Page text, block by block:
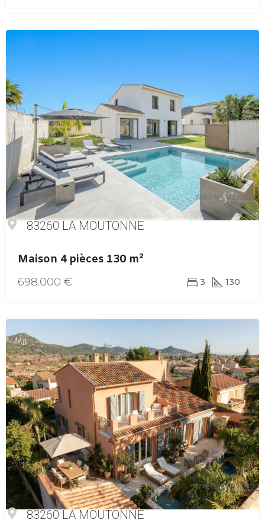
83260 LA MOUTONNE
Maison 4 pièces 130 m²
698.000 € 3 130
83260 LA MOUTONNE